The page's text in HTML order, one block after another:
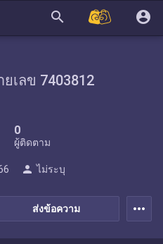
search account_circle
เลข 7403812
0
ผู้ติดตาม
ส่งข้อความ
person ไม่ระบุ
more_horiz